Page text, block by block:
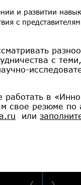
и развитии
с
с
работать в
свое резюме по
или